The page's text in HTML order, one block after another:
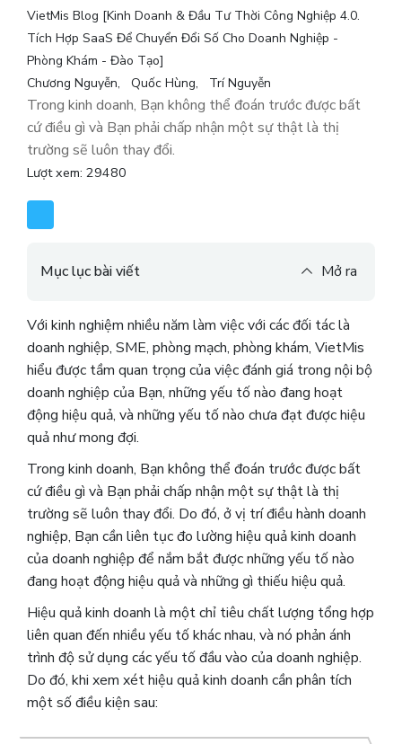
VietMis Blog [Kinh Doanh & Đầu Tư Thời Công Nghiệp 4.0.
Tích Hợp SaaS Để Chuyển Đổi Số Cho Doanh Nghiệp -
Phòng Khám - Đào Tạo]
Chương Nguyễn
Quốc Hùng Trí Nguyễn
Trong kinh doanh, Bạn không thể đoán trước được bất
cứ điều gì và Bạn phải chấp nhận một sự thật là thị
trường sẽ luôn thay đổi.
Lượt xem: 29480
Mục lục bài viết Mở ra
Với kinh nghiệm nhiều năm làm việc với các đối tác là
doanh nghiệp, SME, phòng mạch, phòng khám, VietMis
hiểu được tầm quan trọng của việc đánh giá trong nội bộ
doanh nghiệp của Bạn, những yếu tố nào đang hoạt
động hiệu quả, và những yếu tố nào chưa đạt được hiệu
quả như mong đợi.
Trong kinh doanh, Bạn không thể đoán trước được bất
cứ điều gì và Bạn phải chấp nhận một sự thật là thị
trường sẽ luôn thay đổi. Do đó, ở vị trí điều hành doanh
nghiệp, Bạn cần liên tục đo lường hiệu quả kinh doanh
của doanh nghiệp để nắm bắt được những yếu tố nào
đang hoạt động hiệu quả và những gì thiếu hiệu quả.
Hiệu quả kinh doanh là một chỉ tiêu chất lượng tổng hợp
liên quan đến nhiều yếu tố khác nhau, và nó phản ánh
trình độ sử dụng các yếu tố đầu vào của doanh nghiệp.
Do đó, khi xem xét hiệu quả kinh doanh cần phân tích
một số điều kiện sau: